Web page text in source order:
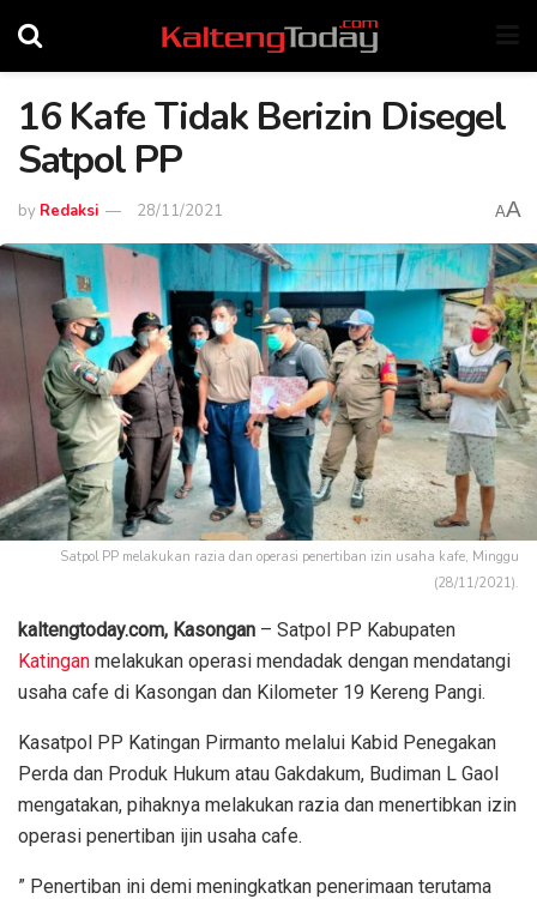
16 Kafe Tidak Berizin Disegel
Satpol PP
by Redaksi 28/11/2021 AA
Satpol PP melakukan razia dan operasi penertiban izin usaha kafe, Minggu
(28/11/2021).
kaltengtoday.com, Kasongan – Satpol PP Kabupaten
Katingan melakukan operasi mendadak dengan mendatangi
usaha cafe di Kasongan dan Kilometer 19 Kereng Pangi.
Kasatpol PP Katingan Pirmanto melalui Kabid Penegakan
Perda dan Produk Hukum atau Gakdakum, Budiman L Gaol
mengatakan, pihaknya melakukan razia dan menertibkan izin
operasi penertiban ijin usaha cafe.
” Penertiban ini demi meningkatkan penerimaan terutama